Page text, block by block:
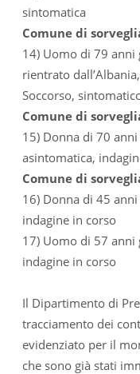
sintomatica
Comune di
14) Uomo di 79
rientrato
Soccorso,
Comune di
15) Donna di 70
asintomatica,
Comune di
16) Donna di 45
indagine in corso
17) Uomo di 57
indagine in corso
Il Dipartimento di
tracciamento dei
evidenziato per il
che sono già stati